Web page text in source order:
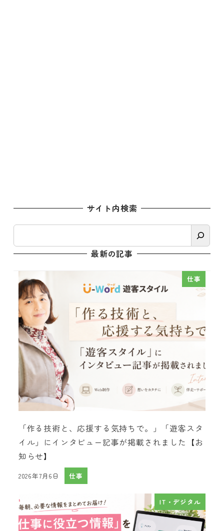
サイト内検索
索
最新の記事
仕事
「作る技術と、応援する気持ちで。」「遊客スタ
イル」にインタビュー記事が掲載されました【お
知らせ】
投稿日
2026年7月6日 仕事
IT・デジタル